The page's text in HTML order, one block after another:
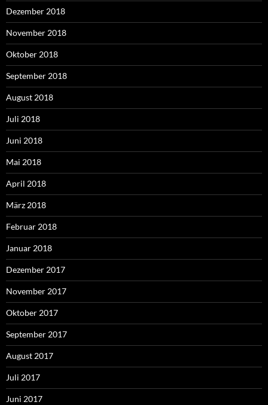
Dezember 2018
November 2018
Oktober 2018
September 2018
August 2018
Juli 2018
Juni 2018
Mai 2018
April 2018
März 2018
Februar 2018
Januar 2018
Dezember 2017
November 2017
Oktober 2017
September 2017
August 2017
Juli 2017
Juni 2017